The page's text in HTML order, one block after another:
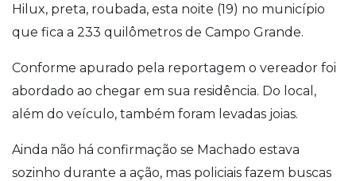
Hilux, preta, roubada, esta noite (19) no município
que fica a 233 quilômetros de Campo Grande.
Conforme apurado pela reportagem o vereador foi
abordado ao chegar em sua residência. Do local,
além do veículo, também foram levadas joias.
Ainda não há confirmação se Machado estava
sozinho durante a ação, mas policiais fazem buscas